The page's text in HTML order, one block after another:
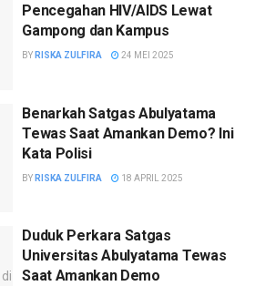
Pencegahan HIV/AIDS Lewat
Gampong dan Kampus
BY RISKA ZULFIRA 24 MEI 2025
Benarkah Satgas Abulyatama
Tewas Saat Amankan Demo? Ini
Kata Polisi
BY RISKA ZULFIRA 18 APRIL 2025
Duduk Perkara Satgas
Universitas Abulyatama Tewas
Saat Amankan Demo